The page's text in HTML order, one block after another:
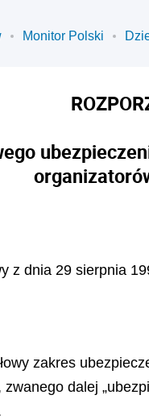
Monitor Polski
z dnia 29 sierpnia
zakres
zwanego dalej